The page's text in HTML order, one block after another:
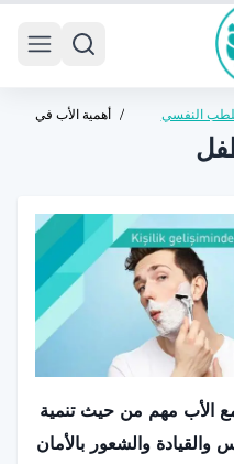
النفسي
/ أهمية الأب في
الأب مهم من حيث تنمية
والشعور بالأمان